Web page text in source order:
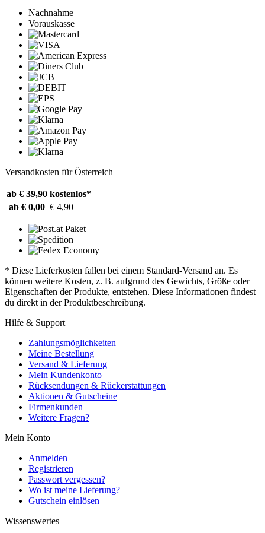
Nachnahme
Vorauskasse
Versandkosten für Österreich
ab € 39,90 kostenlos*
ab € 0,00 € 4,90
* Diese Lieferkosten fallen bei einem Standard-Versand an. Es
können weitere Kosten, z. B. aufgrund des Gewichts, Größe oder
Eigenschaften der Produkte, entstehen. Diese Informationen findest
du direkt in der Produktbeschreibung.
Hilfe & Support
Zahlungsmöglichkeiten
Meine Bestellung
Versand & Lieferung
Mein Kundenkonto
Rücksendungen & Rückerstattungen
Aktionen & Gutscheine
Firmenkunden
Weitere Fragen?
Mein Konto
Anmelden
Registrieren
Passwort vergessen?
Wo ist meine Lieferung?
Gutschein einlösen
Wissenswertes